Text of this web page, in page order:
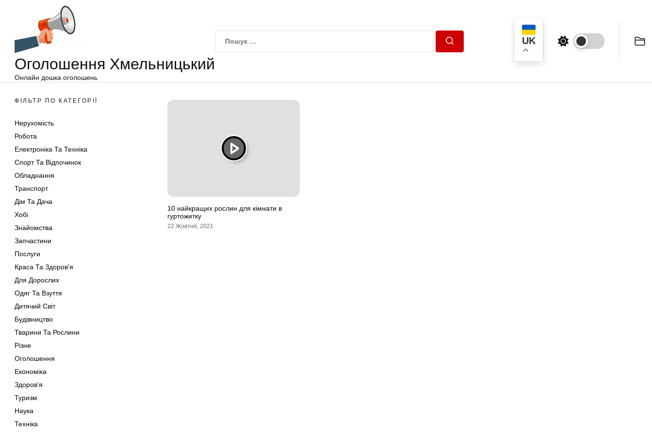
Оголошення Хмельницький
Онлайн дошка оголошень
UK
ФІЛЬТР ПО КАТЕГОРІЇ
Нерухомість
Робота
Електроніка Та Техніка
Спорт Та Відпочинок
Обладнання
Транспорт
Дім Та Дача
Хобі
Знайомства
Запчастини
Послуги
Краса Та Здоров'я
Для Дорослих
Одяг Та Взуття
Дитячий Світ
Будівництво
Тварини Та Рослини
Різне
Оголошення
Економіка
Здоров'я
Туризм
Наука
Техніка
10 найкращих рослин для кімнати в
гуртожитку
22 Жовтня, 2021